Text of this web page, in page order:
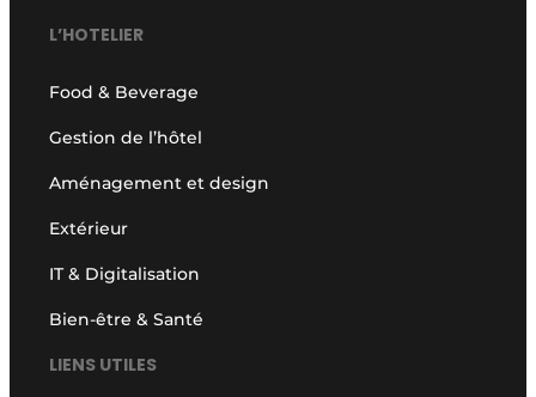
L’HOTELIER
Food & Beverage
Gestion de l’hôtel
Aménagement et design
Extérieur
IT & Digitalisation
Bien-être & Santé
LIENS UTILES